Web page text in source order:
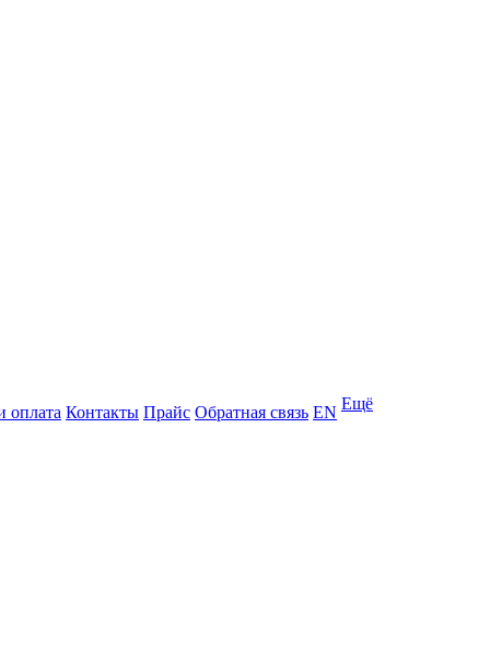
оплата Контакты Прайс Обратная связь EN Ещё